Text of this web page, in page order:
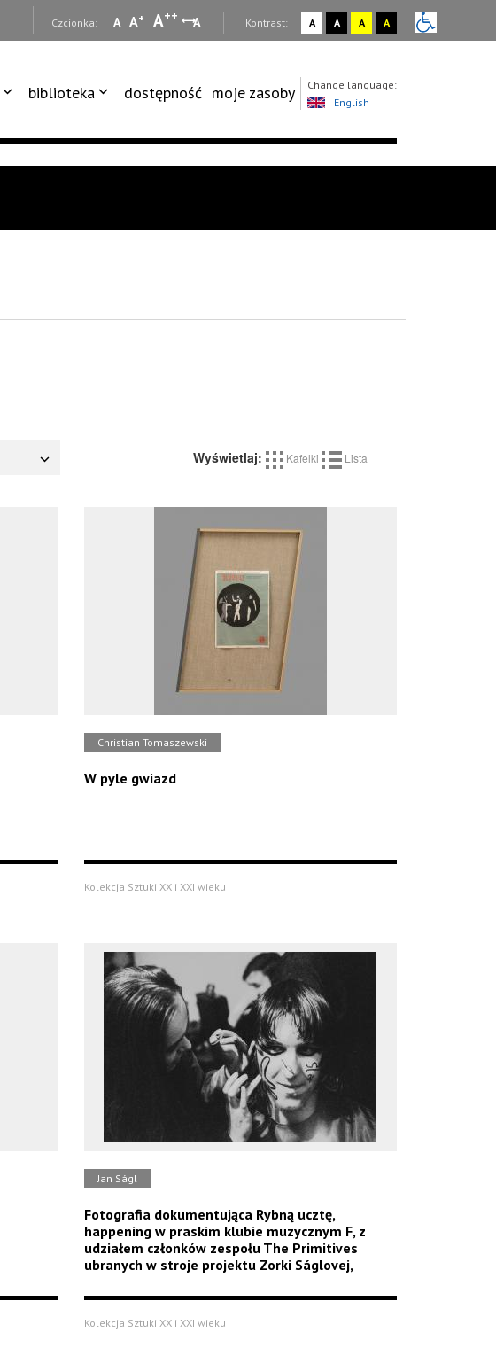
Czcionka: A A+ A++ A Kontrast: A A A A
biblioteka dostępność moje zasoby
Change language:
English
Wyświetlaj: Kafelki Lista
Christian Tomaszewski
W pyle gwiazd
Kolekcja Sztuki XX i XXI wieku
Jan Ságl
Fotografia dokumentująca Rybną ucztę,
happening w praskim klubie muzycznym F, z
udziałem członków zespołu The Primitives
ubranych w stroje projektu Zorki Ságlovej,
Kolekcja Sztuki XX i XXI wieku